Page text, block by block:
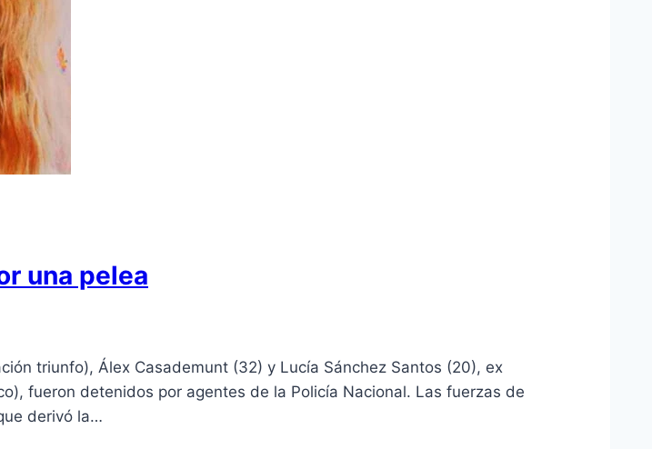
una pelea
triunfo), Álex Casademunt (32) y Lucía Sánchez Santos (20), ex
fueron detenidos por agentes de la Policía Nacional. Las fuerzas de
derivó la…